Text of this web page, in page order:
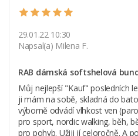
29.01.22 10:30
Napsal(a) Milena F.
RAB dámská softshelová
Můj nejlepší "Kauf" posledních
ji mám na sobě, skladná do
výborně odvádí vlhkost ven
pro sport, nordic walking, běh,
pro pohyb. Užiji jí celoročně. A